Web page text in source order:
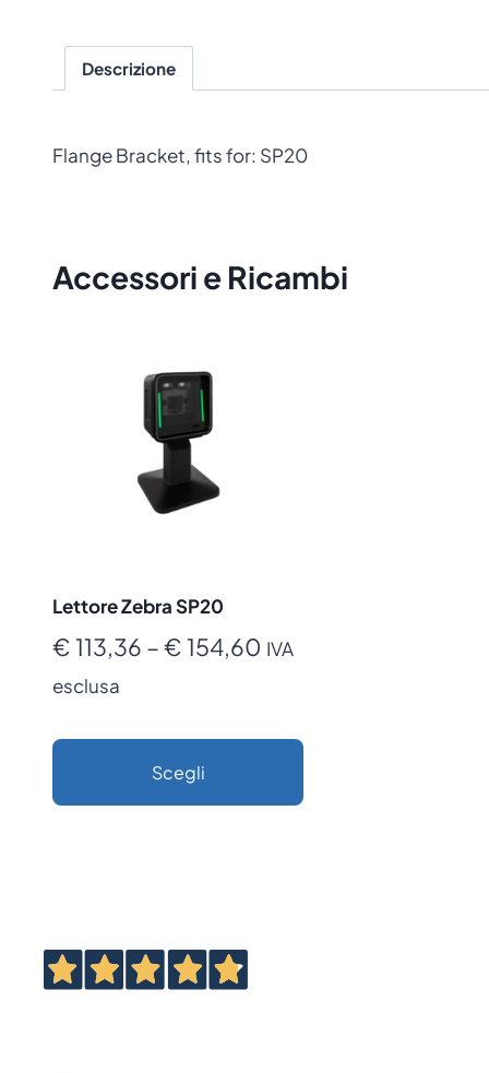
Descrizione
Flange Bracket, fits for: SP20
Accessori e Ricambi
Lettore Zebra SP20
€ 113,36 –€ 154,60 Fascia
€ 113,36
IVA
esclusa
Scegli
Le
opzioni